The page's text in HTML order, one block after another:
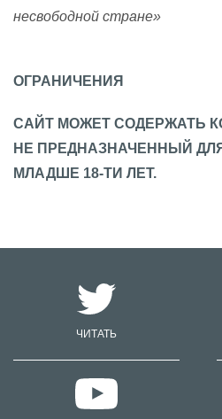
несвободной стране»
ОГРАНИЧЕНИЯ
САЙТ МОЖЕТ СОДЕРЖАТЬ
НЕ ПРЕДНАЗНАЧЕННЫЙ
МЛАДШЕ 18-ТИ ЛЕТ.
ЧИТАТЬ